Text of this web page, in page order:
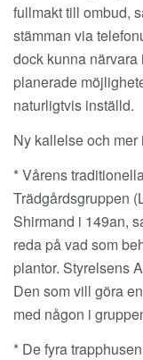
fullmakt till ombud,
stämman via
dock kunna
planerade
naturligtvis inställd.
Ny kallelse och mer
* Vårens
Trädgårdsgruppen
Shirmand i 149an,
reda på vad som
plantor. Styrelsens
Den som vill göra
med någon i
* De fyra